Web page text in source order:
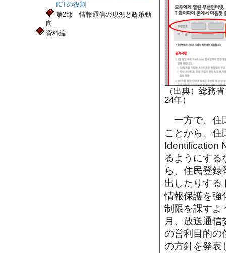
（出典）総務
24年）
一方で、住
ことから、
Identification
るようにする
ら、住民登
出したりする
情報保護を強
制限を課すよ
月、放送通
の営利目的の
の方針を発表
ICTの役割
第2部 情報通信の現況と政策動
向
資料編